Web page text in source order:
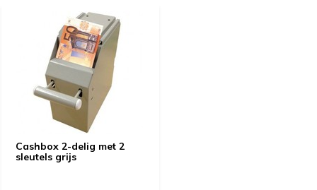
Cashbox 2-delig met 2
sleutels grijs